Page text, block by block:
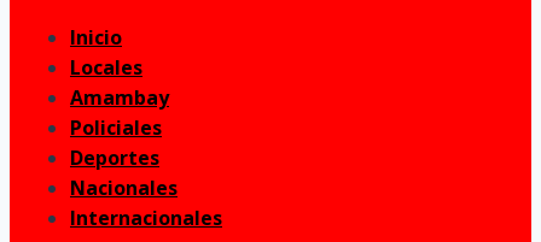
Inicio
Locales
Amambay
Policiales
Deportes
Nacionales
Internacionales